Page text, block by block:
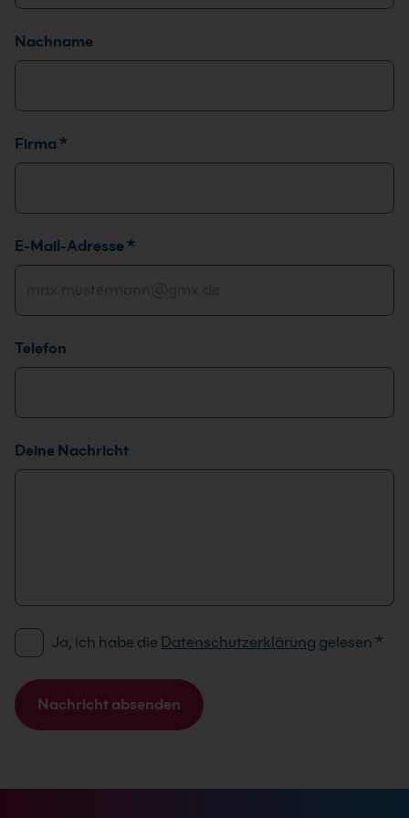
Seminare starten im Jahr 2026. Buchen Sie direkt Ihren
ausgewählten Kurs online.
Nachname
Firma *
E-Mail-Adresse *
Telefon
Deine Nachricht
N
a
m
e
A
e
D
S
G
V
O
i
Ja, ich habe die Datenschutzerklärung gelesen *
Nachricht absenden
t